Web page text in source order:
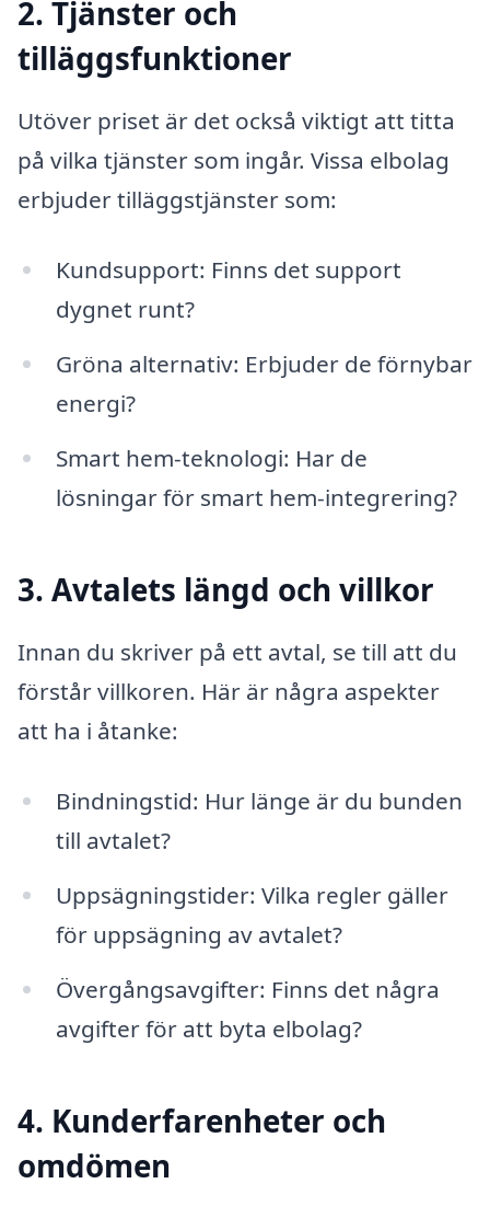
2. Tjänster och
tilläggsfunktioner
Utöver priset är det också viktigt att titta
på vilka tjänster som ingår. Vissa elbolag
erbjuder tilläggstjänster som:
Kundsupport: Finns det support
dygnet runt?
Gröna alternativ: Erbjuder de förnybar
energi?
Smart hem-teknologi: Har de
lösningar för smart hem-integrering?
3. Avtalets längd och villkor
Innan du skriver på ett avtal, se till att du
förstår villkoren. Här är några aspekter
att ha i åtanke:
Bindningstid: Hur länge är du bunden
till avtalet?
Uppsägningstider: Vilka regler gäller
för uppsägning av avtalet?
Övergångsavgifter: Finns det några
avgifter för att byta elbolag?
4. Kunderfarenheter och
omdömen